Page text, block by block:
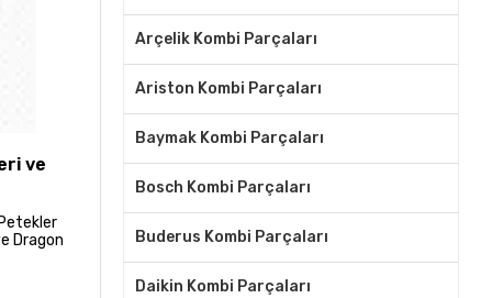
ve
Dragon
Arçelik Kombi Parçaları
Ariston Kombi Parçaları
Baymak Kombi Parçaları
Bosch Kombi Parçaları
Buderus Kombi Parçaları
Daikin Kombi Parçaları